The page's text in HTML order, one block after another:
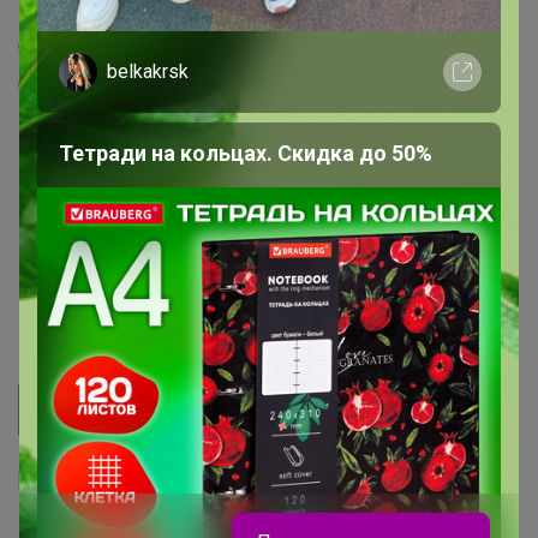
Хиты продаж
Самое желанное
Самое быстрое
Начать зарабатывать с 24-ok
Picabox.ru - Лучшее место для ваших изображений
Розыгрыш - Генератор случайных чисел
Пульс нашего маркетплейса
Укорачиватель ссылок
belkakrsk
Тетради на кольцах. Скидка до 50%